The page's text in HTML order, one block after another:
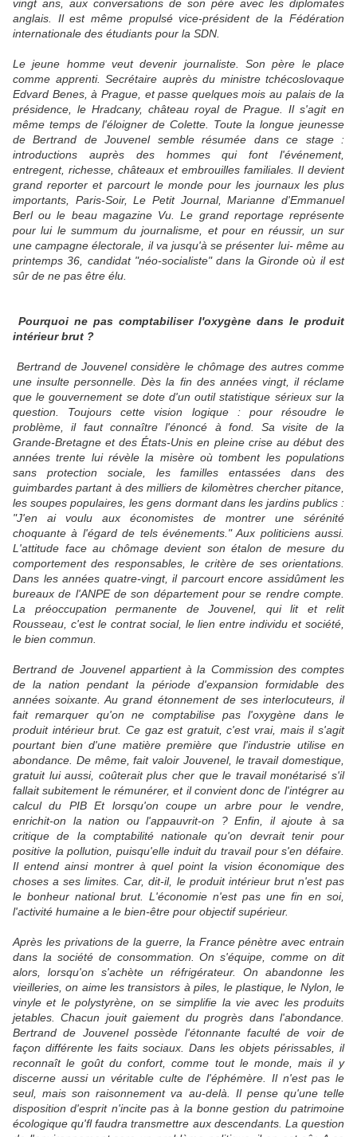
vingt ans, aux conversations de son père avec les diplomates
anglais. Il est même propulsé vice-président de la Fédération
internationale des étudiants pour la SDN.
Le jeune homme veut devenir journaliste. Son père le place
comme apprenti. Secrétaire auprès du ministre tchécoslovaque
Edvard Benes, à Prague, et passe quelques mois au palais de la
présidence, le Hradcany, château royal de Prague. Il s'agit en
même temps de l'éloigner de Colette. Toute la longue jeunesse
de Bertrand de Jouvenel semble résumée dans ce stage :
introductions auprès des hommes qui font l'événement,
entregent, richesse, châteaux et embrouilles familiales. Il devient
grand reporter et parcourt le monde pour les journaux les plus
importants, Paris-Soir, Le Petit Journal, Marianne d'Emmanuel
Berl ou le beau magazine Vu. Le grand reportage représente
pour lui le summum du journalisme, et pour en réussir, un sur
une campagne électorale, il va jusqu'à se présenter lui- même au
printemps 36, candidat "néo-socialiste" dans la Gironde où il est
sûr de ne pas être élu.
Pourquoi ne pas comptabiliser l'oxygène dans le produit
intérieur brut ?
Bertrand de Jouvenel considère le chômage des autres comme
une insulte personnelle. Dès la fin des années vingt, il réclame
que le gouvernement se dote d'un outil statistique sérieux sur la
question. Toujours cette vision logique : pour résoudre le
problème, il faut connaître l'énoncé à fond. Sa visite de la
Grande-Bretagne et des États-Unis en pleine crise au début des
années trente lui révèle la misère où tombent les populations
sans protection sociale, les familles entassées dans des
guimbardes partant à des milliers de kilomètres chercher pitance,
les soupes populaires, les gens dormant dans les jardins publics :
"J'en ai voulu aux économistes de montrer une sérénité
choquante à l'égard de tels événements." Aux politiciens aussi.
L'attitude face au chômage devient son étalon de mesure du
comportement des responsables, le critère de ses orientations.
Dans les années quatre-vingt, il parcourt encore assidûment les
bureaux de l'ANPE de son département pour se rendre compte.
La préoccupation permanente de Jouvenel, qui lit et relit
Rousseau, c'est le contrat social, le lien entre individu et société,
le bien commun.
Bertrand de Jouvenel appartient à la Commission des comptes
de la nation pendant la période d'expansion formidable des
années soixante. Au grand étonnement de ses interlocuteurs, il
fait remarquer qu'on ne comptabilise pas l'oxygène dans le
produit intérieur brut. Ce gaz est gratuit, c'est vrai, mais il s'agit
pourtant bien d'une matière première que l'industrie utilise en
abondance. De même, fait valoir Jouvenel, le travail domestique,
gratuit lui aussi, coûterait plus cher que le travail monétarisé s'il
fallait subitement le rémunérer, et il convient donc de l'intégrer au
calcul du PIB Et lorsqu'on coupe un arbre pour le vendre,
enrichit-on la nation ou l'appauvrit-on ? Enfin, il ajoute à sa
critique de la comptabilité nationale qu'on devrait tenir pour
positive la pollution, puisqu'elle induit du travail pour s'en défaire.
Il entend ainsi montrer à quel point la vision économique des
choses a ses limites. Car, dit-il, le produit intérieur brut n'est pas
le bonheur national brut. L'économie n'est pas une fin en soi,
l'activité humaine a le bien-être pour objectif supérieur.
Après les privations de la guerre, la France pénètre avec entrain
dans la société de consommation. On s'équipe, comme on dit
alors, lorsqu'on s'achète un réfrigérateur. On abandonne les
vieilleries, on aime les transistors à piles, le plastique, le Nylon, le
vinyle et le polystyrène, on se simplifie la vie avec les produits
jetables. Chacun jouit gaiement du progrès dans l'abondance.
Bertrand de Jouvenel possède l'étonnante faculté de voir de
façon différente les faits sociaux. Dans les objets périssables, il
reconnaît le goût du confort, comme tout le monde, mais il y
discerne aussi un véritable culte de l'éphémère. Il n'est pas le
seul, mais son raisonnement va au-delà. Il pense qu'une telle
disposition d'esprit n'incite pas à la bonne gestion du patrimoine
écologique qu'fl faudra transmettre aux descendants. La question